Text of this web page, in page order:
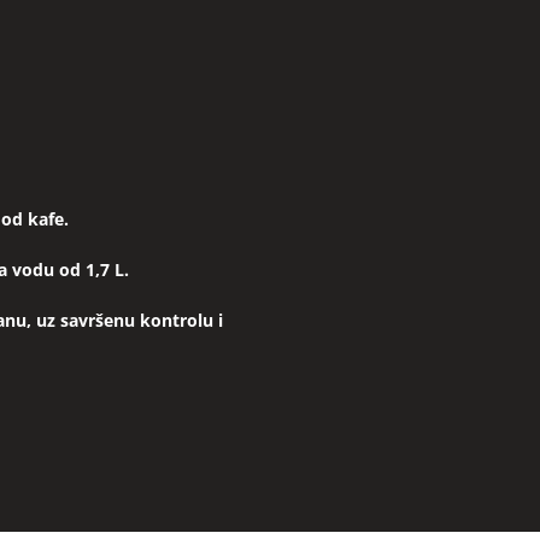
kafe.
vodu od 1,7 L.
uz savršenu kontrolu i